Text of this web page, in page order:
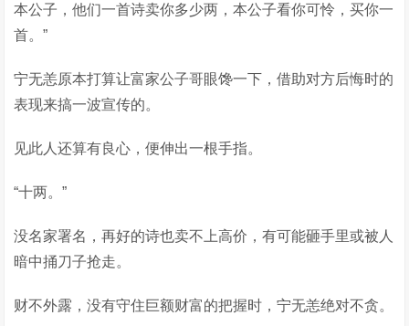
本公子，他们一首诗卖你多少两，本公子看你可怜，买你一
首。”
宁无恙原本打算让富家公子哥眼馋一下，借助对方后悔时的
表现来搞一波宣传的。
见此人还算有良心，便伸出一根手指。
“十两。”
没名家署名，再好的诗也卖不上高价，有可能砸手里或被人
暗中捅刀子抢走。
财不外露，没有守住巨额财富的把握时，宁无恙绝对不贪。